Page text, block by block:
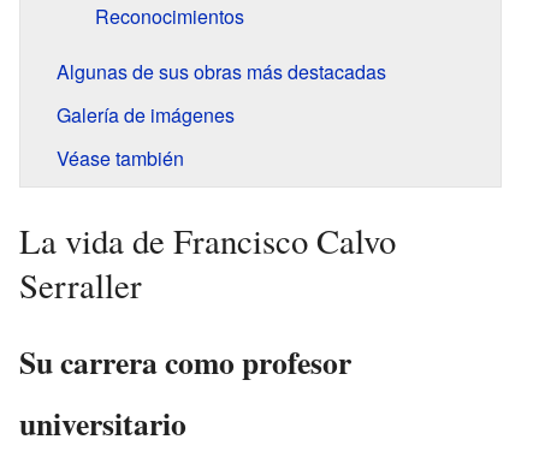
Reconocimientos
Algunas de sus obras más destacadas
Galería de imágenes
Véase también
La vida de Francisco Calvo
Serraller
Su carrera como profesor
universitario